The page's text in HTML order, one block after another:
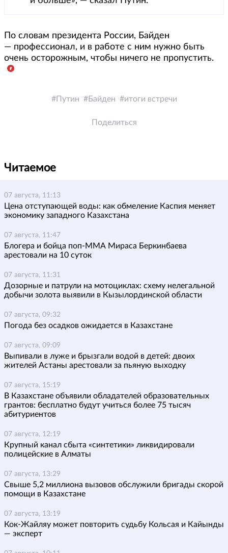
По словам президента России, Байден
— профессионал, и в работе с ним нужно быть
очень осторожным, чтобы ничего не пропустить.
Путин Байден итоги встречи
Поделиться
Читаемое
07 августа, 11:13
Цена отступающей воды: как обмеление Каспия меняет
экономику западного Казахстана
07 августа, 11:47
Блогера и бойца поп-ММА Мираса Беркинбаева
арестовали на 10 суток
07 августа, 11:31
Дозорные и патрули на мотоциклах: схему нелегальной
добычи золота выявили в Кызылординской области
07 августа, 09:32
Погода без осадков ожидается в Казахстане
07 августа, 09:09
Выпивали в луже и брызгали водой в детей: двоих
жителей Астаны арестовали за пьяную выходку
07 августа, 15:19
В Казахстане объявили обладателей образовательных
грантов: бесплатно будут учиться более 75 тысяч
абитуриентов
07 августа, 12:19
Крупный канал сбыта «синтетики» ликвидировали
полицейские в Алматы
07 августа, 13:29
Свыше 5,2 миллиона вызовов обслужили бригады скорой
помощи в Казахстане
07 августа, 13:19
Кок-Жайляу может повторить судьбу Кольсая и Кайынды
— эксперт